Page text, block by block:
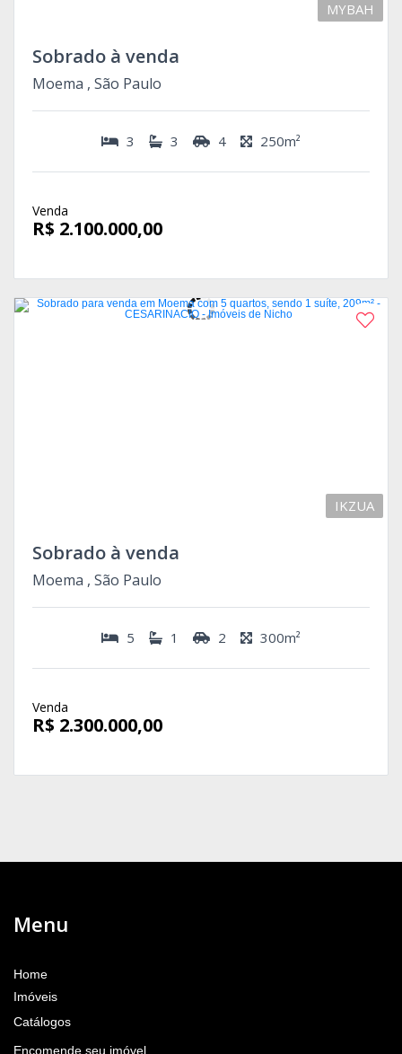
MYBAH
Sobrado à venda
Moema , São Paulo
3 3 4 250m²
Venda
R$ 2.100.000,00
IKZUA
Sobrado à venda
Moema , São Paulo
5 1 2 300m²
Venda
R$ 2.300.000,00
Menu
Home
Imóveis
Catálogos
Encomende seu imóvel